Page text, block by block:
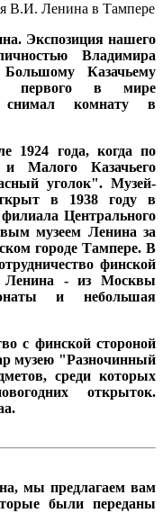
В.И. Ленина в Тампере
Экспозиция нашего
Владимира
Казачьему
первого в мире
снимал комнату в
1924 года, когда по
Малого Казачьего
уголок". Музей-
в 1938 году в
Центрального
музеем Ленина за
городе Тампере. В
финской
Ленина - из Москвы
и небольшая
с финской стороной
музею "Разночинный
среди которых
открыток.
мы предлагаем вам
были переданы